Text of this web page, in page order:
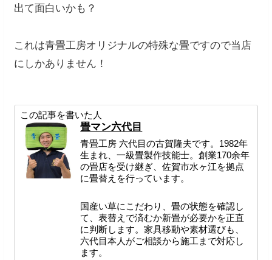
出て面白いかも？
これは青畳工房オリジナルの特殊な畳ですので当店
にしかありません！
この記事を書いた人
畳マン六代目
青畳工房 六代目の古賀隆夫です。1982年
生まれ、一級畳製作技能士。創業170余年
の畳店を受け継ぎ、佐賀市水ヶ江を拠点
に畳替えを行っています。
国産い草にこだわり、畳の状態を確認し
て、表替えで済むか新畳が必要かを正直
に判断します。家具移動や素材選びも、
六代目本人がご相談から施工まで対応し
ます。